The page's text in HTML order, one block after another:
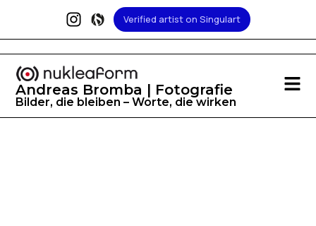
Verified artist on Singulart
Andreas Bromba | Fotografie
Bilder, die bleiben – Worte, die wirken